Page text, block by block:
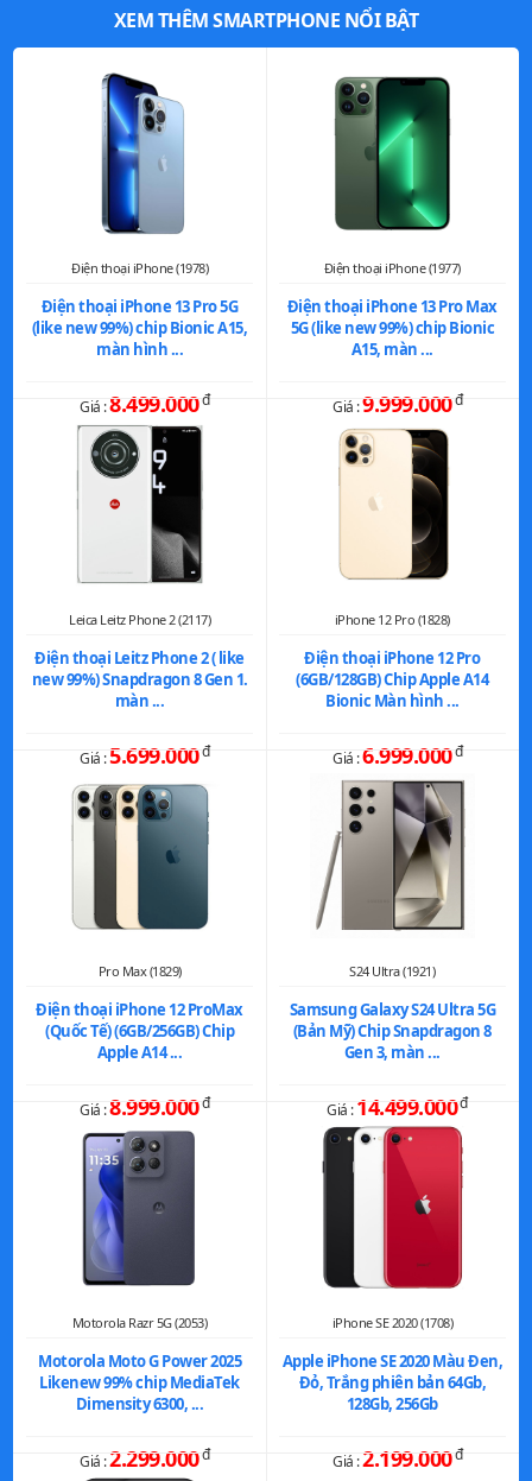
XEM THÊM SMARTPHONE NỔI BẬT
Điện thoại iPhone (1978)
Điện thoại iPhone 13 Pro 5G
(like new 99%) chip Bionic A15,
màn hình ...
Giá :8.499.000đ
Điện thoại iPhone (1977)
Điện thoại iPhone 13 Pro Max
5G (like new 99%) chip Bionic
A15, màn ...
Giá :9.999.000đ
Leica Leitz Phone 2 (2117)
Điện thoại Leitz Phone 2 ( like
new 99%) Snapdragon 8 Gen 1.
màn ...
Giá :5.699.000đ
iPhone 12 Pro (1828)
Điện thoại iPhone 12 Pro
(6GB/128GB) Chip Apple A14
Bionic Màn hình ...
Giá :6.999.000đ
Pro Max (1829)
Điện thoại iPhone 12 ProMax
(Quốc Tế) (6GB/256GB) Chip
Apple A14 ...
Giá :8.999.000đ
S24 Ultra (1921)
Samsung Galaxy S24 Ultra 5G
(Bản Mỹ) Chip Snapdragon 8
Gen 3, màn ...
Giá :14.499.000đ
Motorola Razr 5G (2053)
Motorola Moto G Power 2025
Likenew 99% chip MediaTek
Dimensity 6300, ...
Giá :2.299.000đ
iPhone SE 2020 (1708)
Apple iPhone SE 2020 Màu Đen,
Đỏ, Trắng phiên bản 64Gb,
128Gb, 256Gb
Giá :2.199.000đ